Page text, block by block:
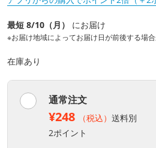
最短 8/10（月） にお届け
※お届け地域によってお届け日が前後する場合
在庫あり
通常注文
¥248 （税込） 送料別
2ポイント